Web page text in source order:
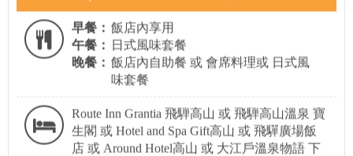
早餐： 飯店內享用
午餐： 日式風味套餐
晚餐： 飯店內自助餐 或 會席料理或 日式風
味套餐
Route Inn Grantia 飛騨高山 或 飛騨高山溫泉 寶
生閣 或 Hotel and Spa Gift高山 或 飛驒廣場飯
店 或 Around Hotel高山 或 大江戶溫泉物語 下